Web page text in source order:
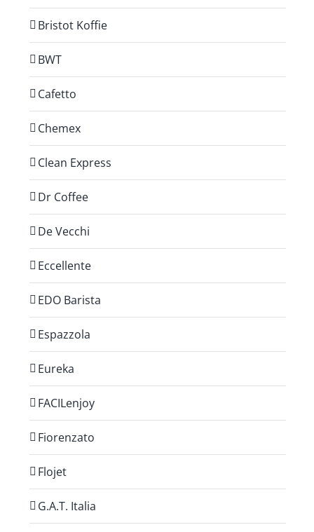
Bristot Koffie
BWT
Cafetto
Chemex
Clean Express
Dr Coffee
De Vecchi
Eccellente
EDO Barista
Espazzola
Eureka
FACILenjoy
Fiorenzato
Flojet
G.A.T. Italia